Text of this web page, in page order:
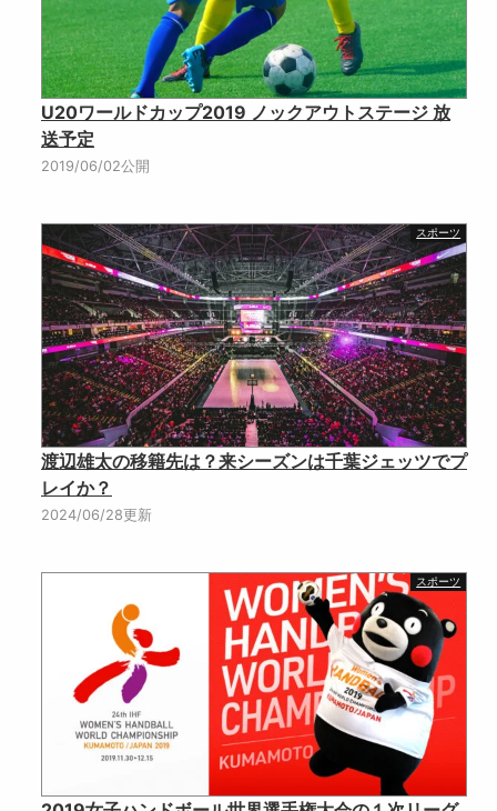
U20ワールドカップ2019 ノックアウトステージ 放
送予定
2019/06/02公開
スポーツ
渡辺雄太の移籍先は？来シーズンは千葉ジェッツでプ
レイか？
2024/06/28更新
スポーツ